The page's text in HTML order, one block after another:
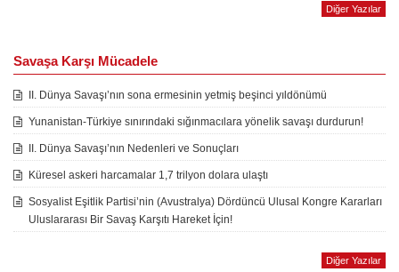
Diğer Yazılar
Savaşa Karşı Mücadele
II. Dünya Savaşı’nın sona ermesinin yetmiş beşinci yıldönümü
Yunanistan-Türkiye sınırındaki sığınmacılara yönelik savaşı durdurun!
II. Dünya Savaşı’nın Nedenleri ve Sonuçları
Küresel askeri harcamalar 1,7 trilyon dolara ulaştı
Sosyalist Eşitlik Partisi’nin (Avustralya) Dördüncü Ulusal Kongre Kararları
Uluslararası Bir Savaş Karşıtı Hareket İçin!
Diğer Yazılar